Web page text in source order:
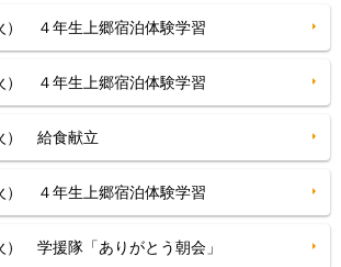
） ４年生上郷宿泊体験学習
） ４年生上郷宿泊体験学習
） 給食献立
） ４年生上郷宿泊体験学習
） 学援隊「ありがとう朝会」